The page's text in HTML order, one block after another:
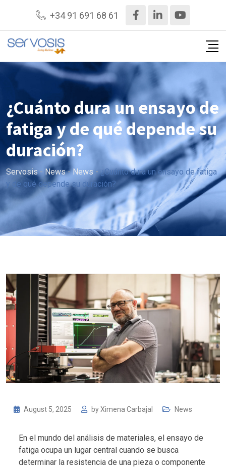
+34 91 691 68 61
¿Cuánto dura un ensayo de
fatiga y de qué depende su
duración?
Servosis- News-News -¿Cuánto dura un ensayo de fatiga
y de qué depende su duración?
August 5, 2025 byXimena Carbajal News
En el mundo del análisis de materiales, el ensayo de
fatiga ocupa un lugar central cuando se busca
determinar la resistencia de una pieza o componente